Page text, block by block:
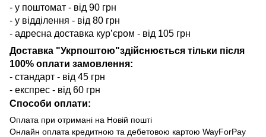
- у поштомат - від 90 грн
- у відділення - від 80 грн
- адресна доставка кур’єром - від 105 грн
Доставка "Укрпоштою"здійснюється тільки після
100% оплати замовлення:
- стандарт - від 45 грн
- експрес - від 60 грн
Способи оплати:
Оплата при отримані на Новій пошті
Онлайн оплата кредитною та дебетовою картою WayForPay